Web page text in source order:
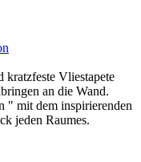
kratzfeste Vliestapete
an die Wand.
" mit dem inspirierenden
jeden Raumes.